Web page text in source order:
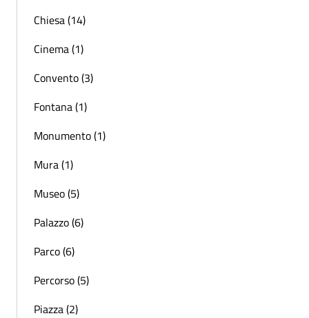
Chiesa (14)
Cinema (1)
Convento (3)
Fontana (1)
Monumento (1)
Mura (1)
Museo (5)
Palazzo (6)
Parco (6)
Percorso (5)
Piazza (2)